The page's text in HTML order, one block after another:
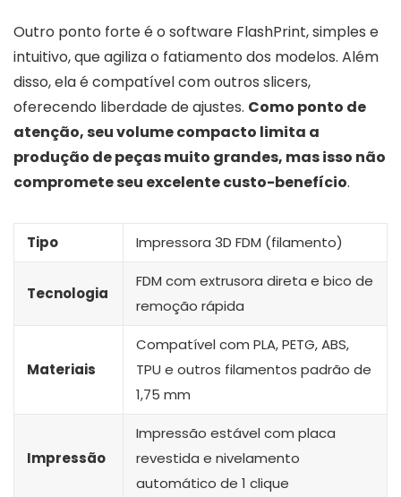
Outro ponto forte é o software FlashPrint, simples e
intuitivo, que agiliza o fatiamento dos modelos. Além
disso, ela é compatível com outros slicers,
oferecendo liberdade de ajustes. Como ponto de
atenção, seu volume compacto limita a
produção de peças muito grandes, mas isso não
compromete seu excelente custo-benefício.
Tipo Impressora 3D FDM (filamento)
Tecnologia
FDM com extrusora direta e bico de
remoção rápida
Materiais
Compatível com PLA, PETG, ABS,
TPU e outros filamentos padrão de
1,75 mm
Impressão
Impressão estável com placa
revestida e nivelamento
automático de 1 clique